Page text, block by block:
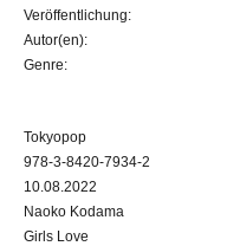
Veröffentlichung:
Autor(en):
Genre:
Tokyopop
978-3-8420-7934-2
10.08.2022
Naoko Kodama
Girls Love